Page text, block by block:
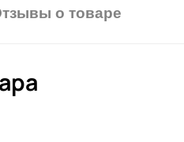
о товаре